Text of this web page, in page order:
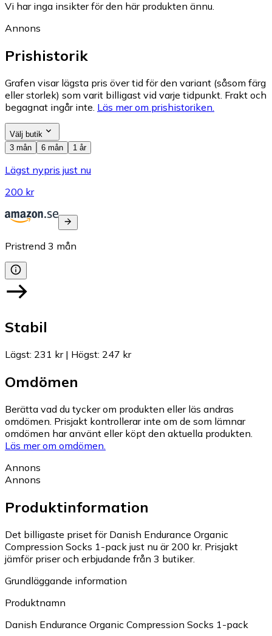
Vi har inga insikter för den här produkten ännu.
Annons
Prishistorik
Grafen visar lägsta pris över tid för den variant (såsom färg
eller storlek) som varit billigast vid varje tidpunkt. Frakt och
begagnat ingår inte. Läs mer om prishistoriken.
Välj butik
3 mån
6 mån 1 år
Lägst nypris just nu
200 kr
Pristrend 3 mån
Stabil
Lägst: 231 kr| Högst: 247 kr
Omdömen
Berätta vad du tycker om produkten eller läs andras
omdömen. Prisjakt kontrollerar inte om de som lämnar
omdömen har använt eller köpt den aktuella produkten.
Läs mer om omdömen.
Annons
Annons
Produktinformation
Det billigaste priset för Danish Endurance Organic
Compression Socks 1-pack just nu är 200 kr. Prisjakt
jämför priser och erbjudande från 3 butiker.
Grundläggande information
Produktnamn
Danish Endurance Organic Compression Socks 1-pack